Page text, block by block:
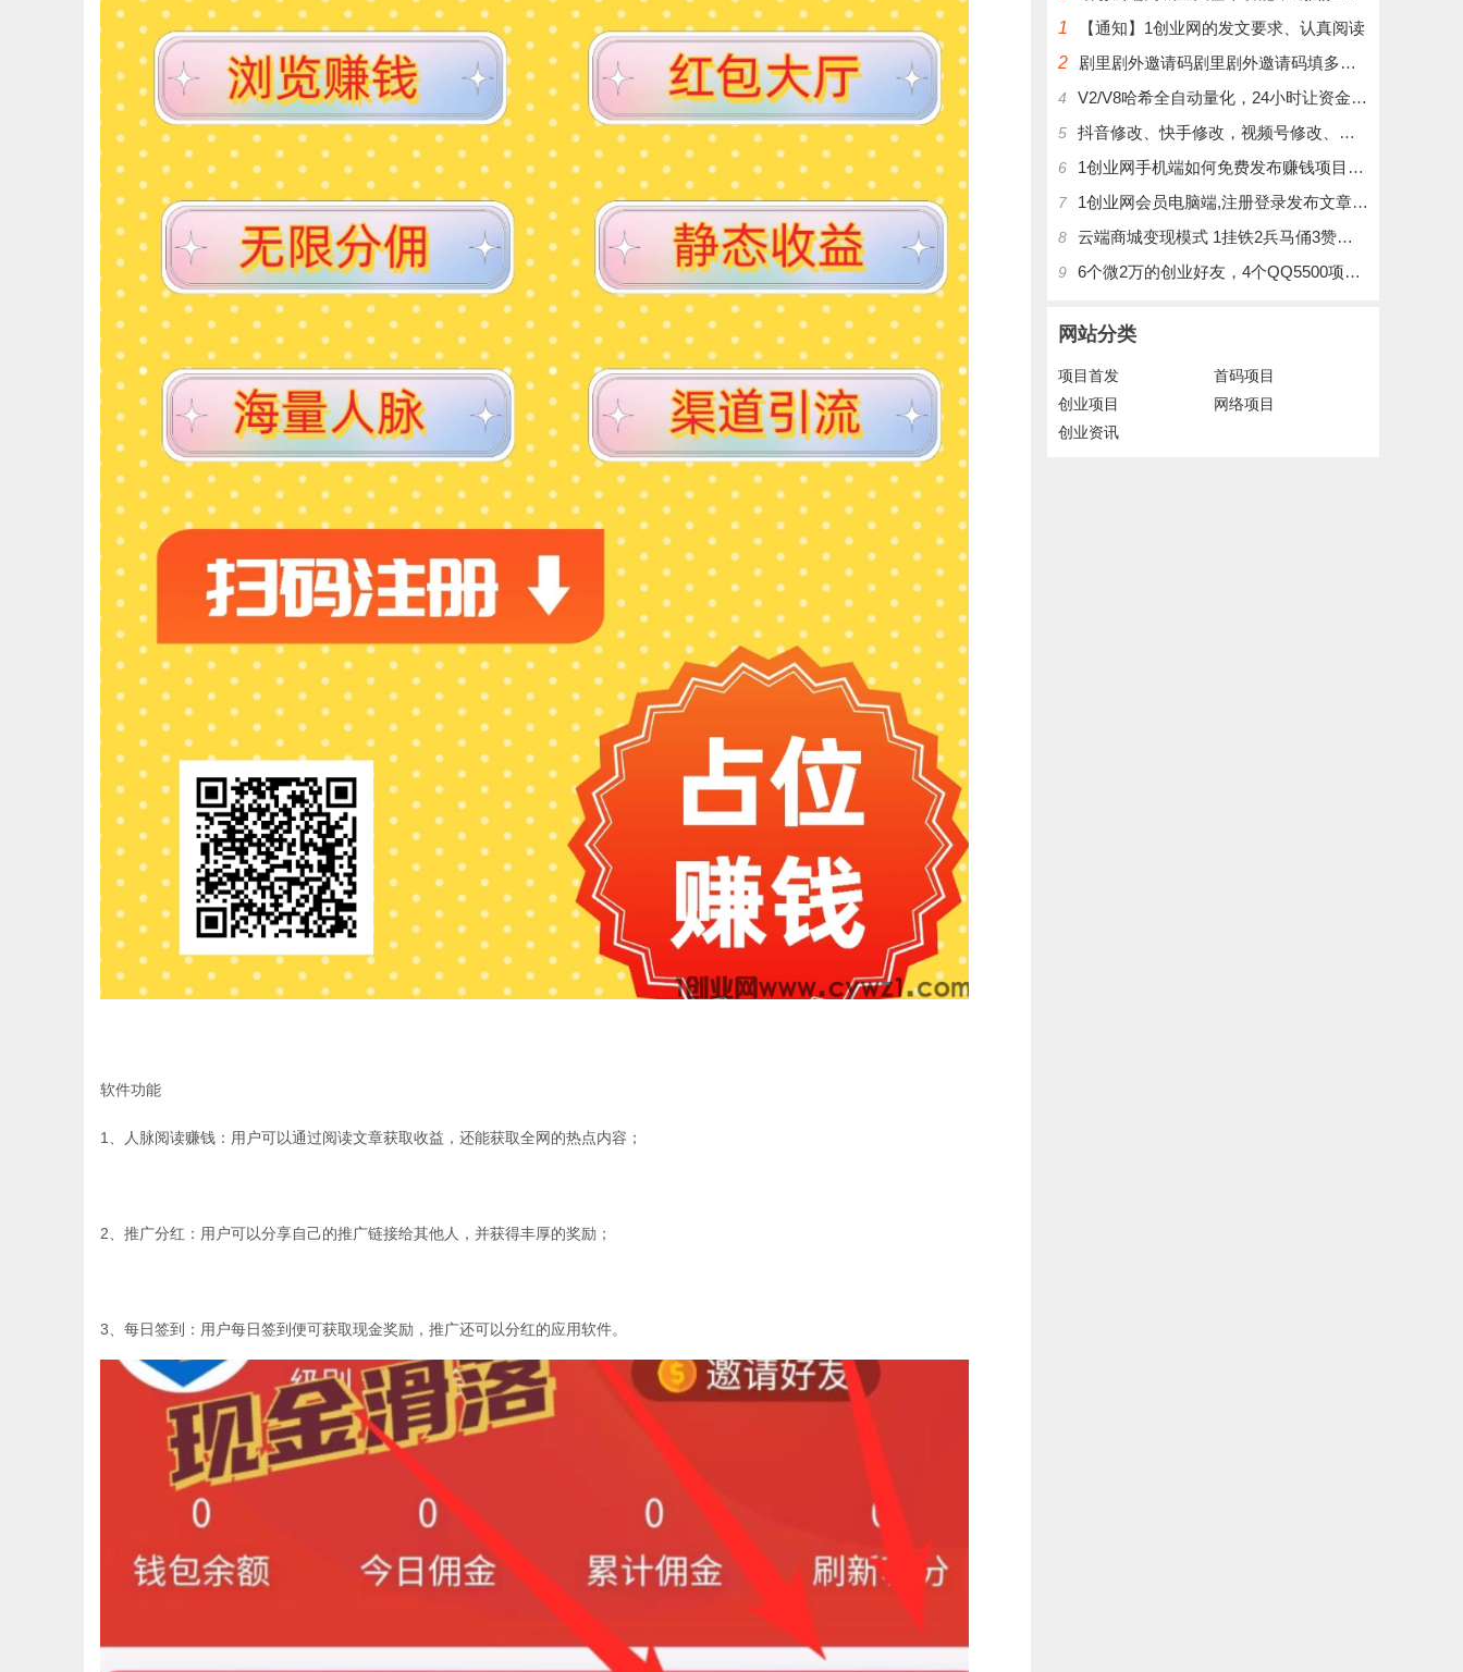
软件功能
1、人脉阅读赚钱：用户可以通过阅读文章获取收益，还能获取全网的热点内容；
2、推广分红：用户可以分享自己的推广链接给其他人，并获得丰厚的奖励；
3、每日签到：用户每日签到便可获取现金奖励，推广还可以分红的应用软件。
1
【通知】1创业网的发文要求、认真阅读
2
剧里剧外邀请码剧里剧外邀请码填多少呢？
4 V2/V8哈希全自动量化，24小时让资金为你打工！
5 抖音修改、快手修改，视频号修改、大屏修改|橱窗修改|抖店修改|、招代理可单独购买
6 1创业网手机端如何免费发布赚钱项目文章
7 1创业网会员电脑端,注册登录发布文章,操作介绍
8 云端商城变现模式 1挂铁2兵马俑3赞刷4涨粉，带你玩.赚风口项日
9 6个微2万的创业好友，4个QQ5500项目好友，QQ每天在线人数2400人、承接朋友圈广告投放
网站分类
项目首发
首码项目
创业项目
网络项目
创业资讯